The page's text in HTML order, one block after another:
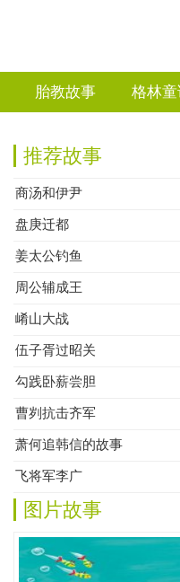
胎教故事 格林
推荐故事
商汤和伊尹
盘庚迁都
姜太公钓鱼
周公辅成王
崤山大战
伍子胥过昭关
勾践卧薪尝胆
曹刿抗击齐军
萧何追韩信的故事
飞将军李广
图片故事